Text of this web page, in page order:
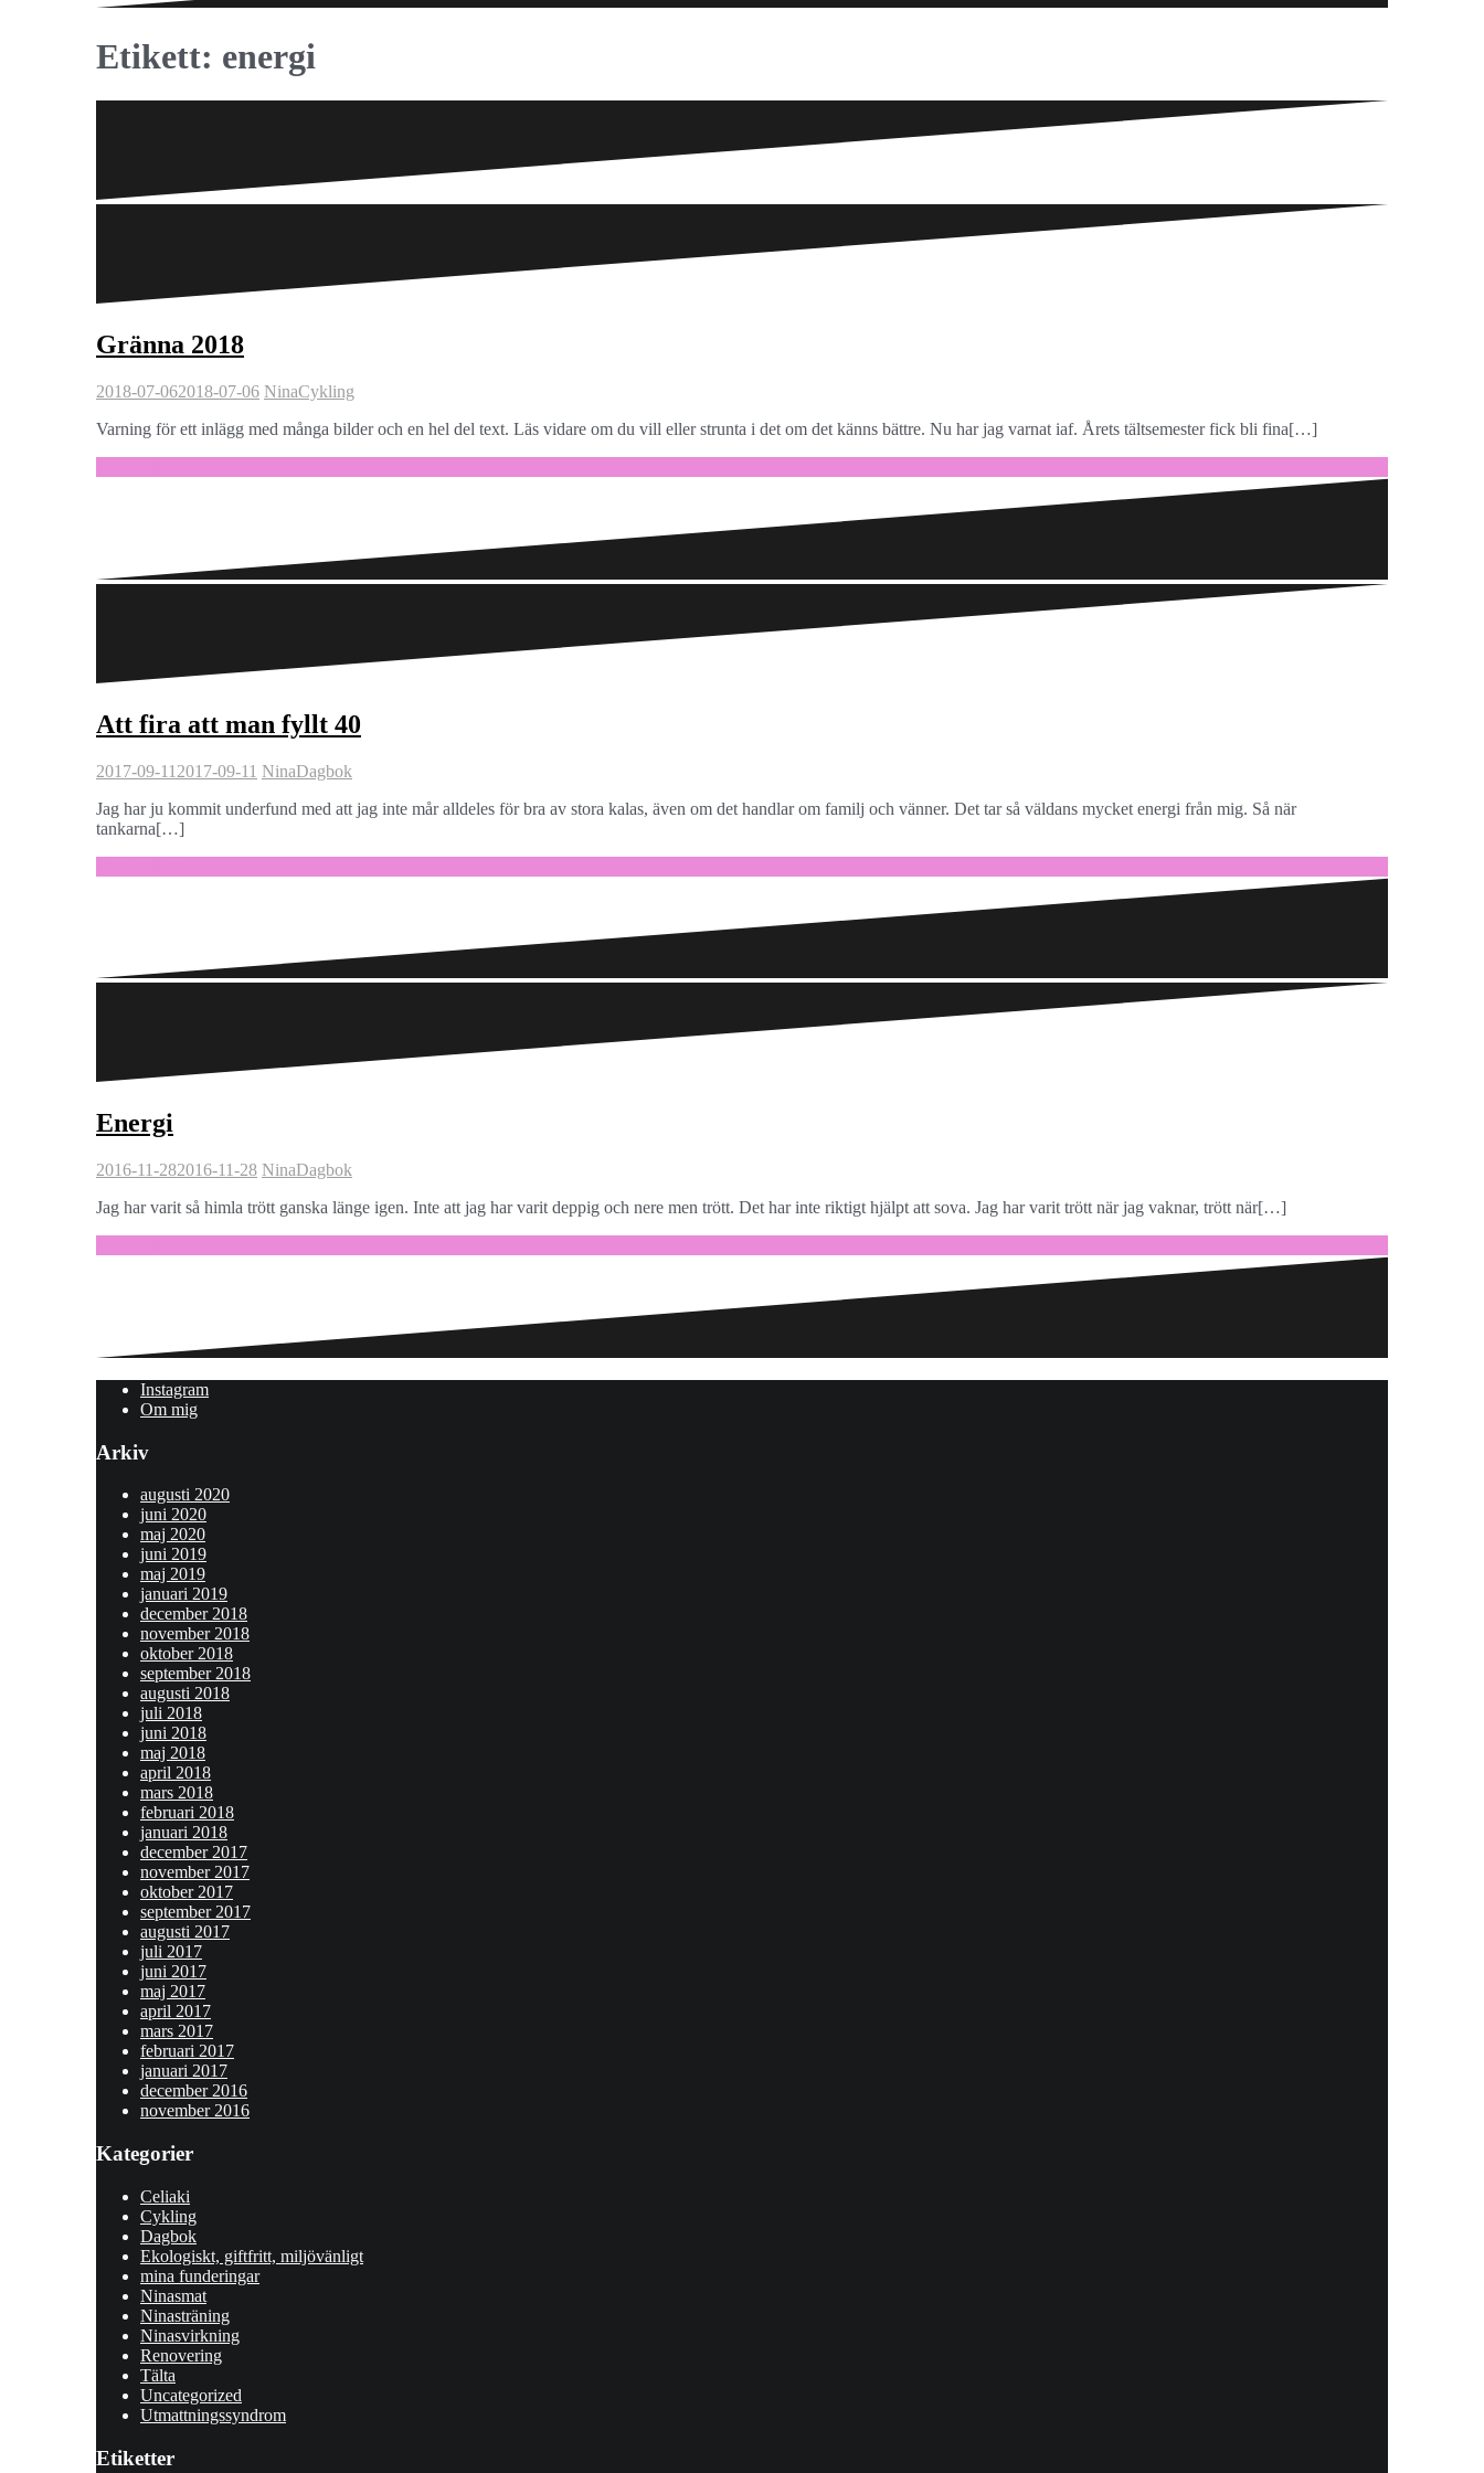
Etikett: energi
Gränna 2018
2018-07-062018-07-06 NinaCykling
Varning för ett inlägg med många bilder och en hel del text. Läs vidare om du vill eller strunta i det om det känns bättre. Nu har jag varnat iaf. Årets tältsemester fick bli fina[…]
Att fira att man fyllt 40
2017-09-11 2017-09-11 NinaDagbok
Jag har ju kommit underfund med att jag inte mår alldeles för bra av stora kalas, även om det handlar om familj och vänner. Det tar så väldans mycket energi från mig. Så när
tankarna[…]
Energi
2016-11-282016-11-28 NinaDagbok
Jag har varit så himla trött ganska länge igen. Inte att jag har varit deppig och nere men trött. Det har inte riktigt hjälpt att sova. Jag har varit trött när jag vaknar, trött när[…]
Instagram
Om mig
Arkiv
augusti 2020
juni 2020
maj 2020
juni 2019
maj 2019
januari 2019
december 2018
november 2018
oktober 2018
september 2018
augusti 2018
juli 2018
juni 2018
maj 2018
april 2018
mars 2018
februari 2018
januari 2018
december 2017
november 2017
oktober 2017
september 2017
augusti 2017
juli 2017
juni 2017
maj 2017
april 2017
mars 2017
februari 2017
januari 2017
december 2016
november 2016
Kategorier
Celiaki
Cykling
Dagbok
Ekologiskt, giftfritt, miljövänligt
mina funderingar
Ninasmat
Ninasträning
Ninasvirkning
Renovering
Tälta
Uncategorized
Utmattningssyndrom
Etiketter